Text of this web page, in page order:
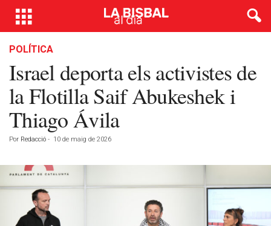
POLÍTICA
Israel deporta els activistes de
la Flotilla Saif Abukeshek i
Thiago Ávila
Por Redacció - 10 de maig de 2026